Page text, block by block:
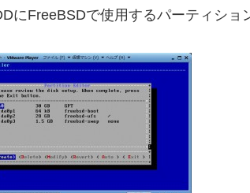
FreeBSDで使用するパーティショ